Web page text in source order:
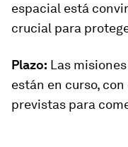
espacial está
crucial para
Plazo: Las
están en curso,
previstas para